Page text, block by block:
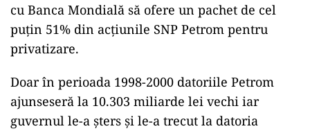
cu Banca Mondială să ofere un pachet de cel
puțin 51% din acțiunile SNP Petrom pentru
privatizare.
Doar în perioada 1998-2000 datoriile Petrom
ajunseseră la 10.303 miliarde lei vechi iar
guvernul le-a șters și le-a trecut la datoria